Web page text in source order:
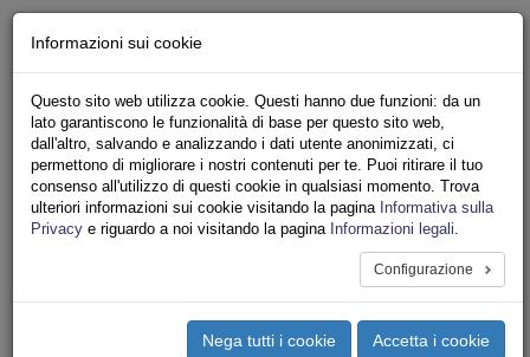
Iscriviti
Ricerca
Area Stampa
Privacy
ASSOCIAZIONI INQUILINI E ABITANTI
navigation
Toggle
Informazioni sui cookie
Questo sito web utilizza cookie. Questi hanno due funzioni: da un
lato garantiscono le funzionalità di base per questo sito web,
dall'altro, salvando e analizzando i dati utente anonimizzati, ci
permettono di migliorare i nostri contenuti per te. Puoi ritirare il tuo
consenso all'utilizzo di questi cookie in qualsiasi momento. Trova
ulteriori informazioni sui cookie visitando la pagina Informativa sulla
Privacy e riguardo a noi visitando la pagina Informazioni legali.
Configurazione
Nega tutti i cookie Accetta i cookie